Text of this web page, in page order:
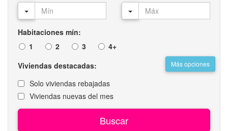
Habitaciones mín:
1
2 3 4+
Más opciones
Viviendas destacadas:
Solo viviendas rebajadas
Viviendas nuevas del mes
Buscar